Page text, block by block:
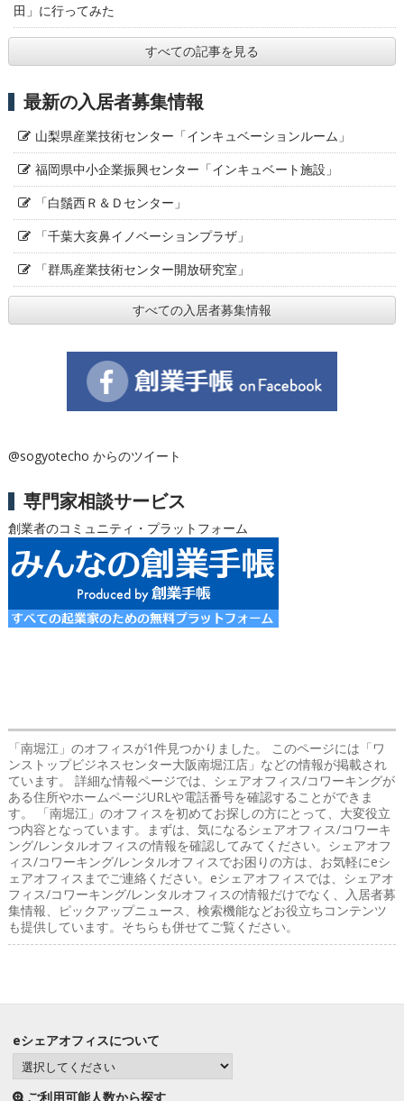
田」に行ってみた
すべての記事を見る
最新の入居者募集情報
山梨県産業技術センター「インキュベーションルーム」
福岡県中小企業振興センター「インキュベート施設」
「白鬚西Ｒ＆Ｄセンター」
「千葉大亥鼻イノベーションプラザ」
「群馬産業技術センター開放研究室」
すべての入居者募集情報
@sogyotecho からのツイート
専門家相談サービス
創業者のコミュニティ・プラットフォーム
「南堀江」のオフィスが1件見つかりました。 このページには「ワ
ンストップビジネスセンター大阪南堀江店」などの情報が掲載され
ています。 詳細な情報ページでは、シェアオフィス/コワーキングが
ある住所やホームページURLや電話番号を確認することができま
す。 「南堀江」のオフィスを初めてお探しの方にとって、大変役立
つ内容となっています。まずは、気になるシェアオフィス/コワーキ
ング/レンタルオフィスの情報を確認してみてください。シェアオフ
ィス/コワーキング/レンタルオフィスでお困りの方は、お気軽にeシ
ェアオフィスまでご連絡ください。eシェアオフィスでは、シェアオ
フィス/コワーキング/レンタルオフィスの情報だけでなく、入居者募
集情報、ピックアップニュース、検索機能などお役立ちコンテンツ
も提供しています。そちらも併せてご覧ください。
eシェアオフィスについて
ご利用可能人数から探す